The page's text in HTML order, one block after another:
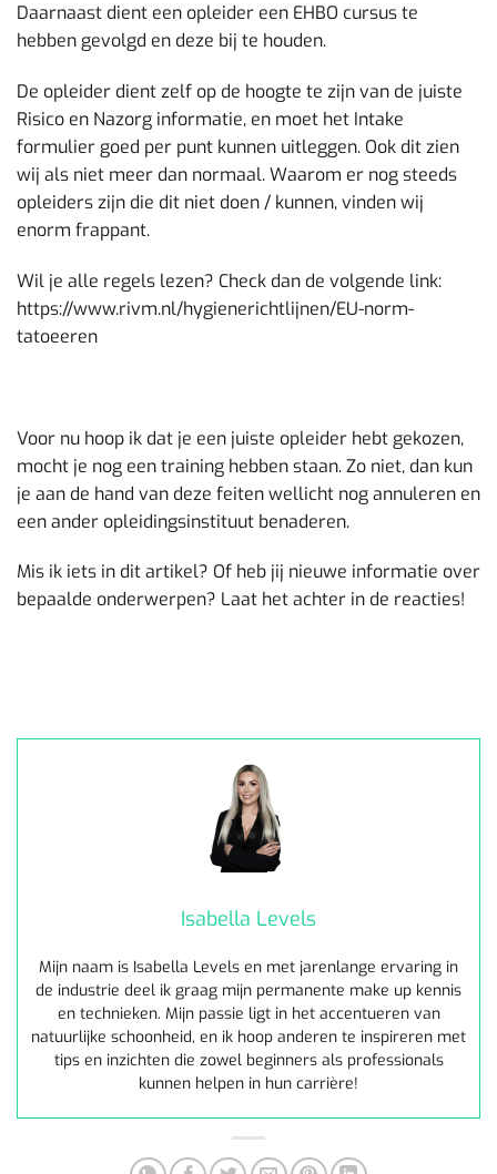
Daarnaast dient een opleider een EHBO cursus te
hebben gevolgd en deze bij te houden.
De opleider dient zelf op de hoogte te zijn van de juiste
Risico en Nazorg informatie, en moet het Intake
formulier goed per punt kunnen uitleggen. Ook dit zien
wij als niet meer dan normaal. Waarom er nog steeds
opleiders zijn die dit niet doen / kunnen, vinden wij
enorm frappant.
Wil je alle regels lezen? Check dan de volgende link:
https://www.rivm.nl/hygienerichtlijnen/EU-norm-
tatoeeren
Voor nu hoop ik dat je een juiste opleider hebt gekozen,
mocht je nog een training hebben staan. Zo niet, dan kun
je aan de hand van deze feiten wellicht nog annuleren en
een ander opleidingsinstituut benaderen.
Mis ik iets in dit artikel? Of heb jij nieuwe informatie over
bepaalde onderwerpen? Laat het achter in de reacties!
Isabella Levels
Mijn naam is Isabella Levels en met jarenlange ervaring in
de industrie deel ik graag mijn permanente make up kennis
en technieken. Mijn passie ligt in het accentueren van
natuurlijke schoonheid, en ik hoop anderen te inspireren met
tips en inzichten die zowel beginners als professionals
kunnen helpen in hun carrière!